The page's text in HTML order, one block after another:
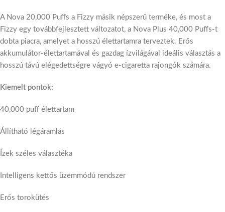
A Nova 20,000 Puffs a Fizzy másik népszerű terméke, és most a
Fizzy egy továbbfejlesztett változatot, a Nova Plus 40,000 Puffs-t
dobta piacra, amelyet a hosszú élettartamra terveztek. Erős
akkumulátor-élettartamával és gazdag ízvilágával ideális választás a
hosszú távú elégedettségre vágyó e-cigaretta rajongók számára.
Kiemelt pontok:
40,000 puff élettartam
Állítható légáramlás
Ízek széles választéka
Intelligens kettős üzemmódú rendszer
Erős torokütés